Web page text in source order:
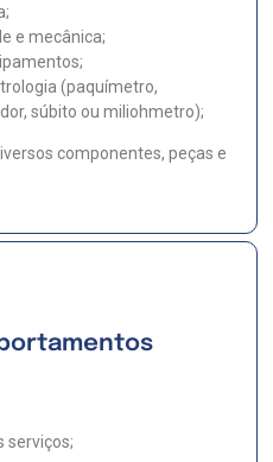
e mecânica;
(paquímetro,
súbito ou miliohmetro);
componentes, peças e
serviços;